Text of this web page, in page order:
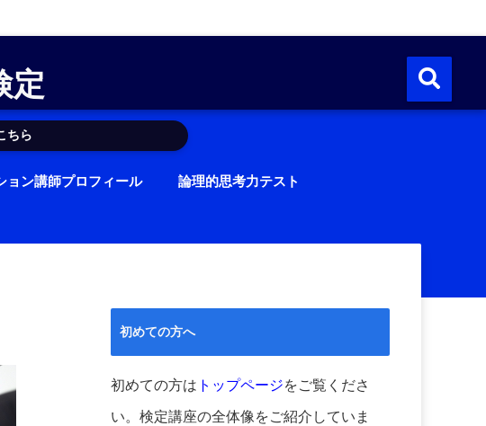
定
ちら
ョン講師プロフィール 論理的思考力テスト
初めての方へ
初めての方は トップページをご覧くださ
い。検定講座の全体像をご紹介していま